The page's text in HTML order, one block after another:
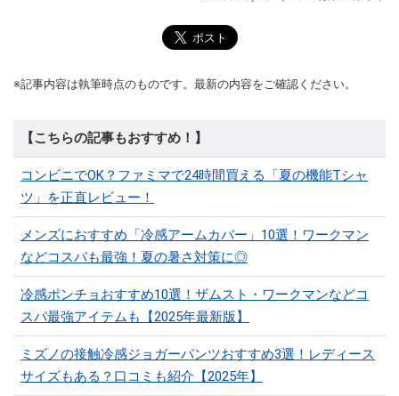
※記事内容は執筆時点のものです。最新の内容をご確認ください。
【こちらの記事もおすすめ！】
コンビニでOK？ファミマで24時間買える「夏の機能Tシャ
ツ」を正直レビュー！
メンズにおすすめ「冷感アームカバー」10選！ワークマン
などコスパも最強！夏の暑さ対策に◎
冷感ポンチョおすすめ10選！ザムスト・ワークマンなどコ
スパ最強アイテムも【2025年最新版】
ミズノの接触冷感ジョガーパンツおすすめ3選！レディース
サイズもある？口コミも紹介【2025年】